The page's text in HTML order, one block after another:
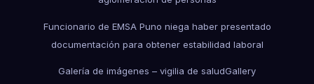
Funcionario de EMSA Puno niega haber presentado
documentación para obtener estabilidad laboral
Galería de imágenes – vigilia de saludGallery